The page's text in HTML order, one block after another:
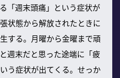
「週末頭痛」という症状が
状態から解放されたときに
する。月曜から金曜まで頑
週末だと思った途端に「疲
う症状が出てくる。せっか